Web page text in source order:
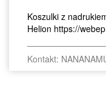
Koszulki z
Helion https://
Kontakt: